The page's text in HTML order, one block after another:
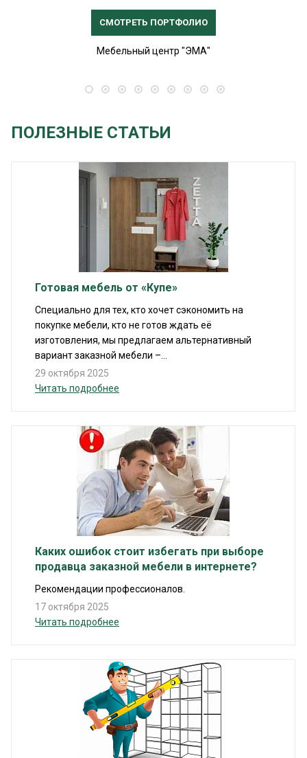
СМОТРЕТЬ ПОРТФОЛИО
Мебельный центр "ЭМА"
ПОЛЕЗНЫЕ СТАТЬИ
Готовая мебель от «Купе»
Специально для тех, кто хочет сэкономить на
покупке мебели, кто не готов ждать её
изготовления, мы предлагаем альтернативный
вариант заказной мебели –...
29 октября 2025
Читать подробнее
Каких ошибок стоит избегать при выборе
продавца заказной мебели в интернете?
Рекомендации профессионалов.
17 октября 2025
Читать подробнее